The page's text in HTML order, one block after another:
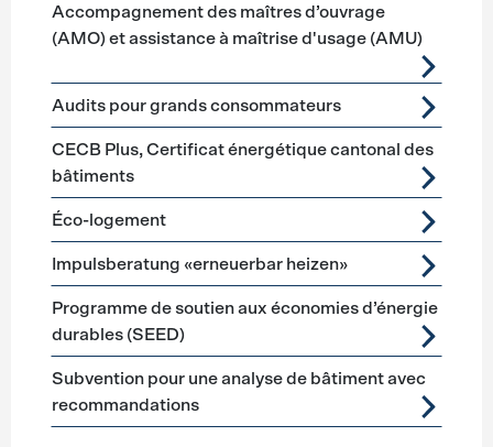
Accompagnement des maîtres d’ouvrage
(AMO) et assistance à maîtrise d'usage (AMU)
Audits pour grands consommateurs
CECB Plus, Certificat énergétique cantonal des
bâtiments
Éco-logement
Impulsberatung «erneuerbar heizen»
Programme de soutien aux économies d’énergie
durables (SEED)
Subvention pour une analyse de bâtiment avec
recommandations